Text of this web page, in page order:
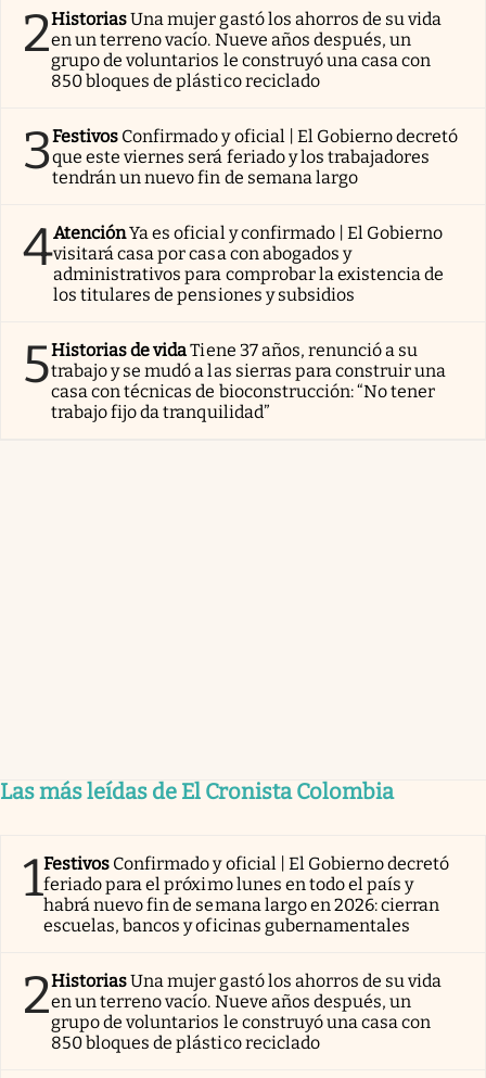
2HistoriasUna mujer gastó los ahorros de su vida
en un terreno vacío. Nueve años después, un
grupo de voluntarios le construyó una casa con
850 bloques de plástico reciclado
3Festivos Confirmado y oficial | El Gobierno decretó
que este viernes será feriado y los trabajadores
tendrán un nuevo fin de semana largo
4AtenciónYa es oficial y confirmado | El Gobierno
visitará casa por casa con abogados y
administrativos para comprobar la existencia de
los titulares de pensiones y subsidios
5Historias de vidaTiene 37 años, renunció a su
trabajo y se mudó a las sierras para construir una
casa con técnicas de bioconstrucción: “No tener
trabajo fijo da tranquilidad”
Las más leídas de El Cronista Colombia
1Festivos Confirmado y oficial | El Gobierno decretó
feriado para el próximo lunes en todo el país y
habrá nuevo fin de semana largo en 2026: cierran
escuelas, bancos y oficinas gubernamentales
2HistoriasUna mujer gastó los ahorros de su vida
en un terreno vacío. Nueve años después, un
grupo de voluntarios le construyó una casa con
850 bloques de plástico reciclado